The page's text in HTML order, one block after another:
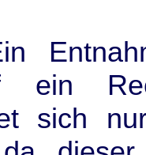
ein
sich